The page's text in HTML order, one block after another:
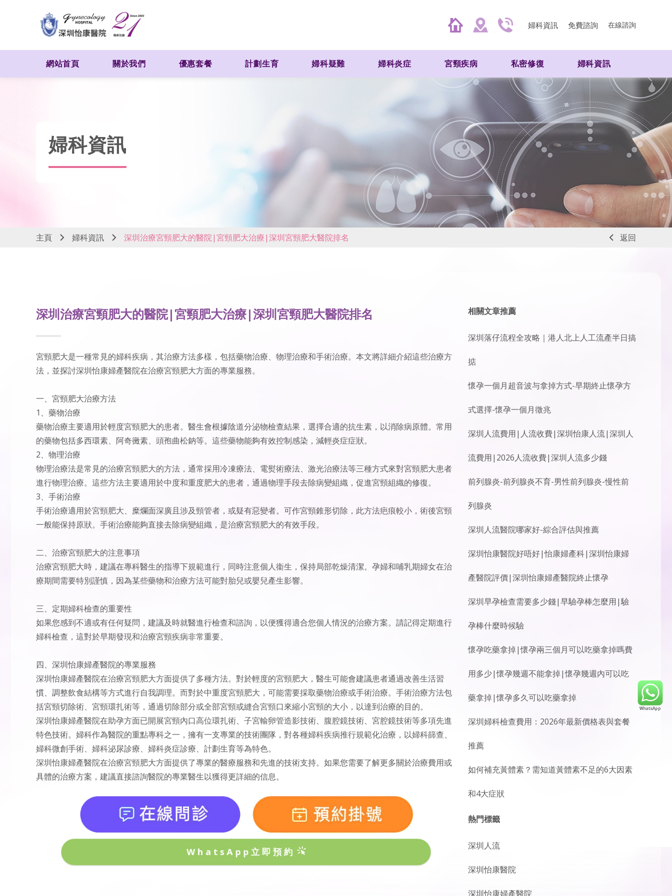
婦科資訊 免費諮詢 在線諮詢
網站首頁 關於我們 優惠套餐 計劃生育 婦科疑難 婦科炎症 宮頸疾病 私密修復 婦科資訊
婦科資訊
返回
主頁 婦科資訊 深圳治療宮頸肥大的醫院|宮頸肥大治療|深圳宮頸肥大醫院排名
深圳治療宮頸肥大的醫院|宮頸肥大治療|深圳宮頸肥大醫院排名
宮頸肥大是一種常見的婦科疾病，其治療方法多樣，包括藥物治療、物理治療和手術治療。本文將詳細介紹這些治療方
法，並探討深圳怡康婦產醫院在治療宮頸肥大方面的專業服務。
一、 宮頸肥大治療方法
1、藥物治療
藥物治療主要適用於輕度宮頸肥大的患者。醫生會根據陰道分泌物檢查結果，選擇合適的抗生素，以消除病原體。常用
的藥物包括多西環素、阿奇黴素、頭孢曲松鈉等。這些藥物能夠有效控制感染，減輕炎症症狀。
2、物理治療
物理治療法是常見的治療宮頸肥大的方法，通常採用冷凍療法、電熨術療法、激光治療法等三種方式來對宮頸肥大患者
進行物理治療。這些方法主要適用於中度和重度肥大的患者，通過物理手段去除病變組織，促進宮頸組織的修復。
3、手術治療
手術治療適用於宮頸肥大、糜爛面深廣且涉及頸管者，或疑有惡變者。可作宮頸錐形切除，此方法疤痕較小，術後宮頸
一般能保持原狀。手術治療能夠直接去除病變組織，是治療宮頸肥大的有效手段。
二、治療宮頸肥大的注意事項
治療宮頸肥大時，建議在專科醫生的指導下規範進行，同時注意個人衞生，保持局部乾燥清潔。孕婦和哺乳期婦女在治
療期間需要特別謹慎，因為某些藥物和治療方法可能對胎兒或嬰兒產生影響。
三、定期婦科檢查的重要性
如果您感到不適或有任何疑問，建議及時就醫進行檢查和諮詢，以便獲得適合您個人情況的治療方案。請記得定期進行
婦科檢查，這對於早期發現和治療宮頸疾病非常重要。
四、深圳怡康婦產醫院的專業服務
深圳怡康婦產醫院在治療宮頸肥大方面提供了多種方法。對於輕度的宮頸肥大，醫生可能會建議患者通過改善生活習
慣、調整飲食結構等方式進行自我調理。而對於中重度宮頸肥大，可能需要採取藥物治療或手術治療。手術治療方法包
括宮頸切除術、宮頸環扎術等，通過切除部分或全部宮頸或縫合宮頸口來縮小宮頸的大小，以達到治療的目的。
深圳怡康婦產醫院在助孕方面已開展宮頸內口高位環扎術、子宮輸卵管造影技術、腹腔鏡技術、宮腔鏡技術等多項先進
特色技術。婦科作為醫院的重點專科之一，擁有一支專業的技術團隊，對各種婦科疾病推行規範化治療，以婦科篩查、
婦科微創手術、婦科泌尿診療、婦科炎症診療、計劃生育等為特色。
深圳怡康婦產醫院在治療宮頸肥大方面提供了專業的醫療服務和先進的技術支持。如果您需要了解更多關於治療費用或
具體的治療方案，建議直接諮詢醫院的專業醫生以獲得更詳細的信息。
WhatsApp立即預約
相關文章推薦
深圳落仔流程全攻略｜港人北上人工流產半日搞
掂
懷孕一個月超音波与拿掉方式-早期終止懷孕方
式選擇-懷孕一個月徵兆
深圳人流費用|人流收費|深圳怡康人流|深圳人
流費用|2026人流收費|深圳人流多少錢
前列腺炎-前列腺炎不育-男性前列腺炎-慢性前
列腺炎
深圳人流醫院哪家好-綜合評估與推薦
深圳怡康醫院好唔好|怡康婦產科|深圳怡康婦
產醫院評價|深圳怡康婦產醫院終止懷孕
深圳早孕檢查需要多少錢|早驗孕棒怎麼用|驗
孕棒什麼時候驗
懷孕吃藥拿掉|懷孕兩三個月可以吃藥拿掉嗎費
用多少|懷孕幾週不能拿掉|懷孕幾週內可以吃
藥拿掉|懷孕多久可以吃藥拿掉
深圳婦科檢查費用：2026年最新價格表與套餐
推薦
如何補充黃體素？需知道黃體素不足的6大因素
和4大症狀
熱門標籤
深圳人流
深圳怡康醫院
深圳怡康婦產醫院